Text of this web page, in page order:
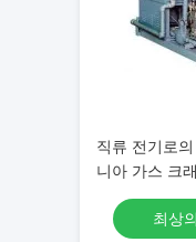
직류 전기로
니아 가스 크
최상